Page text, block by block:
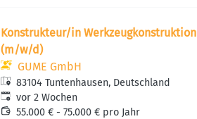
Konstrukteur/in Werkzeugkonstruktion
(m/w/d)
GUME GmbH
83104 Tuntenhausen, Deutschland
Veröffentlicht:
vor 2 Wochen
55.000 € - 75.000 € pro Jahr